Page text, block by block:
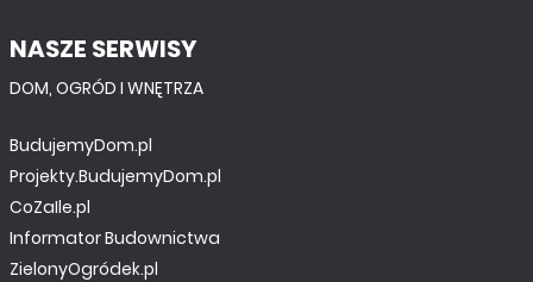
NASZE SERWISY
DOM, OGRÓD I WNĘTRZA
BudujemyDom.pl
Projekty.BudujemyDom.pl
CoZaIle.pl
Informator Budownictwa
ZielonyOgródek.pl